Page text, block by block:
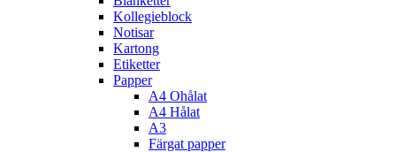
Kollegieblock
Notisar
Kartong
Etiketter
Papper
A4 Ohålat
A4 Hålat
A3
Färgat papper